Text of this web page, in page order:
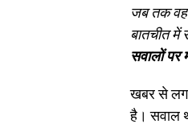
जब तक वह
बातचीत में
सवालों पर
खबर से लग
है। सवाल